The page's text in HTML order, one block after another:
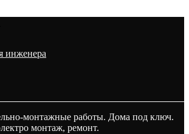
инженера
монтажные работы. Дома под ключ.
монтаж, ремонт.